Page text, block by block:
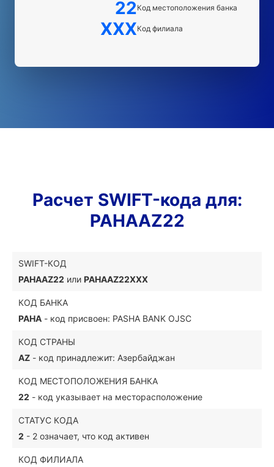
22Код местоположения банка
XXXКод филиала
Расчет SWIFT-кода для:
PAHAAZ22
SWIFT-КОД
PAHAAZ22 или PAHAAZ22XXX
КОД БАНКА
PAHA - код присвоен: PASHA BANK OJSC
КОД СТРАНЫ
AZ - код принадлежит: Азербайджан
КОД МЕСТОПОЛОЖЕНИЯ БАНКА
22 - код указывает на месторасположение
СТАТУС КОДА
2 - 2 означает, что код активен
КОД ФИЛИАЛА